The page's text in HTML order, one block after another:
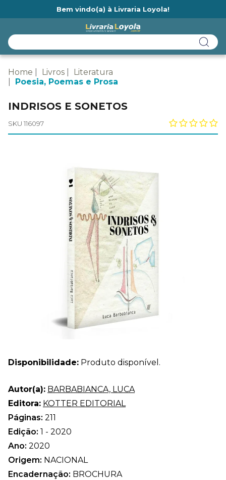
Bem vindo(a) à Livraria Loyola!
Home Livros
Literatura
Poesia, Poemas e Prosa
INDRISOS E SONETOS
SKU 116097
Disponibilidade: Produto disponível.
Autor(a): BARBABIANCA, LUCA
Editora: KOTTER EDITORIAL
Páginas: 211
Edição: 1 - 2020
Ano: 2020
Origem: NACIONAL
Encadernação: BROCHURA